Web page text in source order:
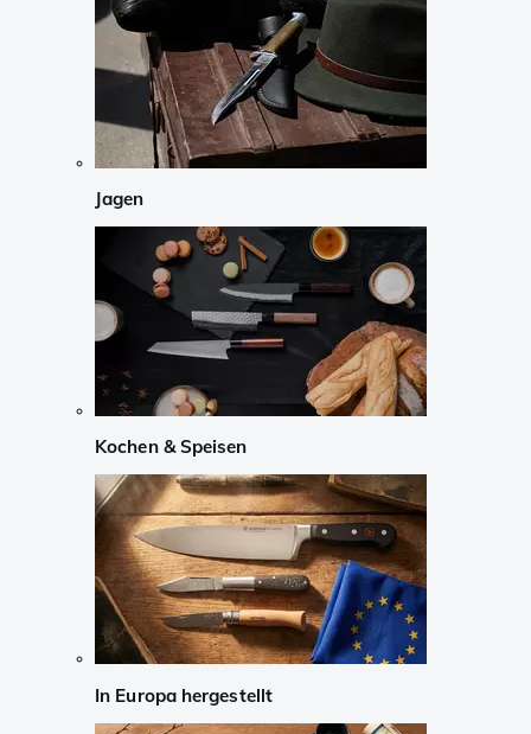
Jagen
Kochen & Speisen
In Europa hergestellt